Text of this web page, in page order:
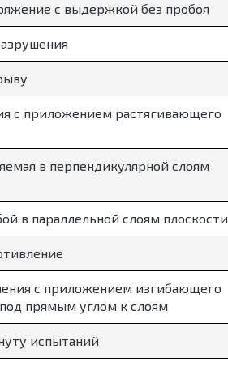
с выдержкой без пробоя
с приложением растягивающего
в перпендикулярной слоям
в параллельной слоям плоскости
с приложением изгибающего
прямым углом к слоям
испытаний